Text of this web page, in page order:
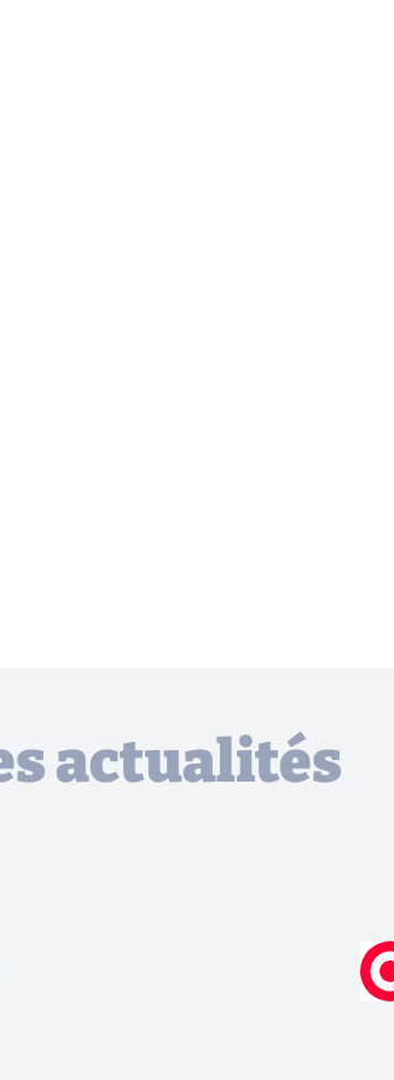
actualités